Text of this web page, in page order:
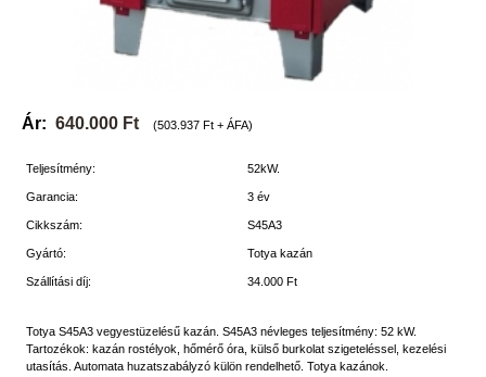
Ár: 640.000 Ft (503.937 Ft + ÁFA)
Teljesítmény: 52kW.
Garancia: 3 év
Cikkszám: S45A3
Gyártó: Totya kazán
Szállítási díj: 34.000 Ft
Totya S45A3 vegyestüzelésű kazán. S45A3 névleges teljesítmény: 52 kW.
Tartozékok: kazán rostélyok, hőmérő óra, külső burkolat szigeteléssel, kezelési
utasítás. Automata huzatszabályzó külön rendelhető. Totya kazánok.